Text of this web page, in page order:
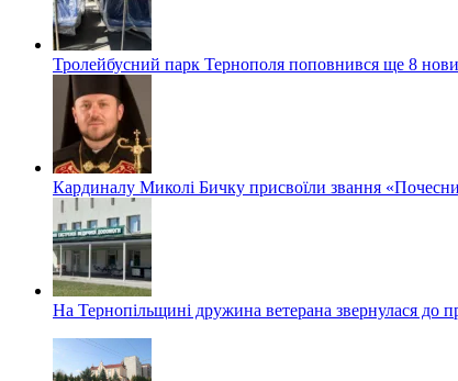
Тролейбусний парк Тернополя поповнився ще 8
Кардиналу Миколі Бичку присвоїли звання
На Тернопільщині дружина ветерана звернулася до